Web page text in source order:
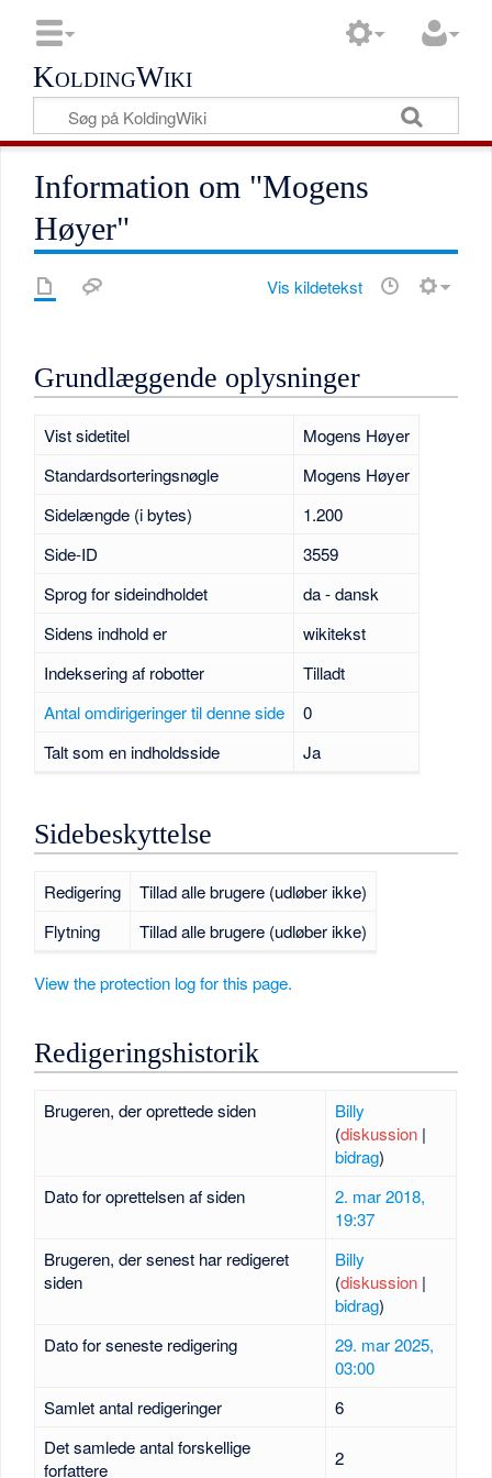
KoldingWiki
Information om "Mogens
Høyer"
Vis kildetekst
Grundlæggende oplysninger
Vist sidetitel
Mogens Høyer
Standardsorteringsnøgle
Mogens Høyer
Sidelængde (i bytes)
1.200
Side-ID
3559
Sprog for sideindholdet
da - dansk
Sidens indhold er
wikitekst
Indeksering af robotter
Tilladt
Antal omdirigeringer til denne side
0
Talt som en indholdsside
Ja
Sidebeskyttelse
Redigering
Tillad alle brugere (udløber ikke)
Flytning
Tillad alle brugere (udløber ikke)
View the protection log for this page.
Redigeringshistorik
Brugeren, der oprettede siden
Billy
(diskussion|
bidrag)
Dato for oprettelsen af siden
2. mar 2018,
19:37
Brugeren, der senest har redigeret
siden
Billy
(diskussion|
bidrag)
Dato for seneste redigering
29. mar 2025,
03:00
Samlet antal redigeringer
6
Det samlede antal forskellige
forfattere
2